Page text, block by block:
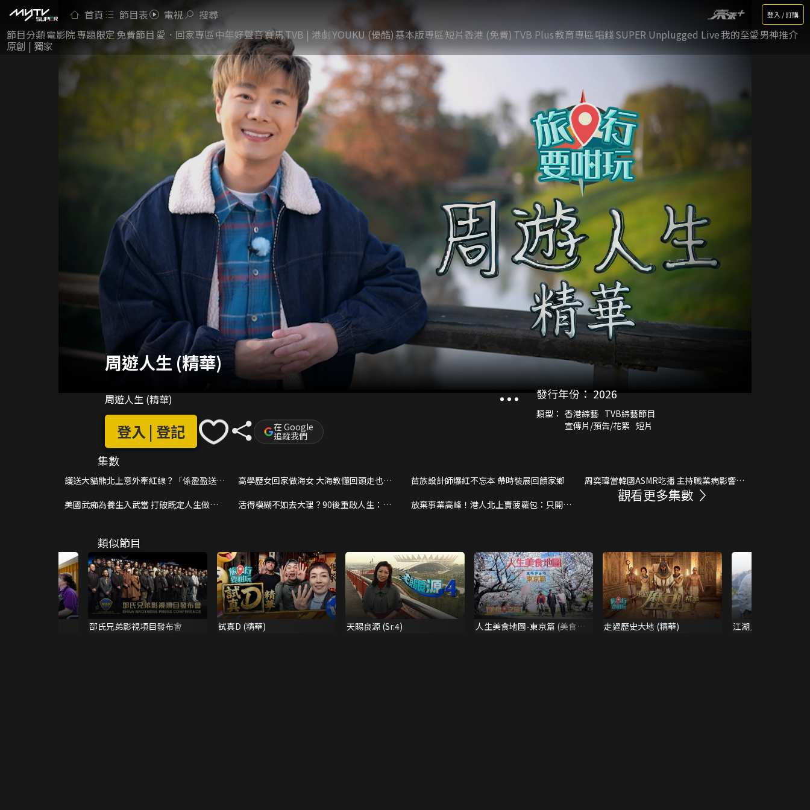
首頁 節目表 電視 搜尋 登入 / 訂購
節目分類電影院專題限定 免費節目 愛．回家專區中年好聲音賽馬TVB | 港劇YOUKU (優酷)基本版專區短片香港 (免費) TVB Plus教育專區唱錢SUPER Unplugged Live我的至愛男神推介
原創 | 獨家
周遊人生 (精華)
周遊人生 (精華)
登入 | 登記 在 Google
追蹤我們
發行年份：2026
類型： 香港綜藝 TVB綜藝節目
宣傳片/預告/花絮 短片
集數
護送大貓熊北上意外牽紅線？「係盈盈送上
高學歷女回家做海女 大海教懂回頭走也有
苗族設計師爆紅不忘本 帶時裝展回饋家鄉
周奕瑋當韓國ASMR吃播 主持職業病影響發
美國武痴為養生入武當 打破既定人生做三
活得模糊不如去大理？90後重啟人生：及
放棄事業高峰！港人北上賣菠蘿包：只開3
觀看更多集數
類似節目
邵氏兄弟影視項目發布會 試真D (精華) 天賜良源 (Sr.4)
人生美食地圖-東京篇 (美食之
走過歷史大地 (精華) 江湖見 (Sr.2) (精華)